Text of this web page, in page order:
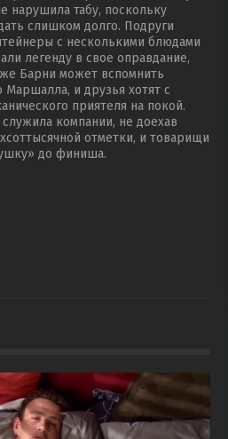
нарушила табу, поскольку
слишком долго. Подруги
с несколькими блюдами
легенду в свое оправдание,
Барни может вспомнить
Маршалла, и друзья хотят с
приятеля на покой.
компании, не доехав
отметки, и товарищи
до финиша.